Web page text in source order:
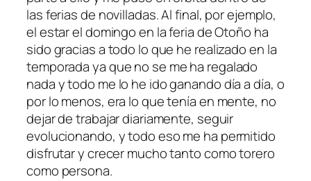
las ferias de novilladas. Al final, por ejemplo,
el estar el domingo en la feria de Otoño ha
sido gracias a todo lo que he realizado en la
temporada ya que no se me ha regalado
nada y todo me lo he ido ganando día a día, o
por lo menos, era lo que tenía en mente, no
dejar de trabajar diariamente, seguir
evolucionando, y todo eso me ha permitido
disfrutar y crecer mucho tanto como torero
como persona.